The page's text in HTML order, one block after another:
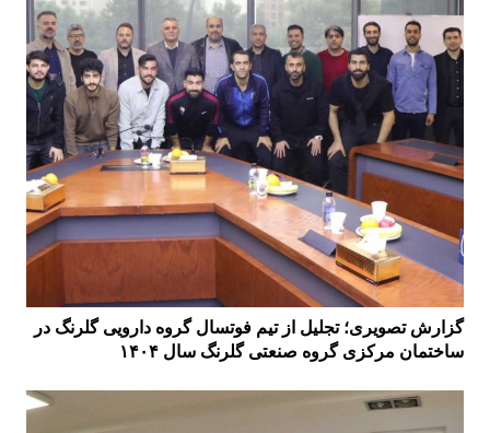
گزارش تصویری؛ تجلیل از تیم فوتسال گروه دارویی گلرنگ در
ساختمان مرکزی گروه صنعتی گلرنگ سال ۱۴۰۴